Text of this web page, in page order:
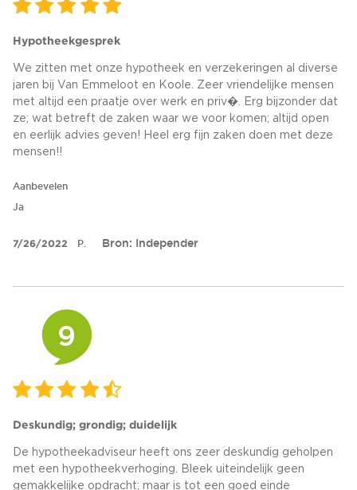
Hypotheekgesprek
We zitten met onze hypotheek en verzekeringen al diverse
jaren bij Van Emmeloot en Koole. Zeer vriendelijke mensen
met altijd een praatje over werk en priv�. Erg bijzonder dat
ze; wat betreft de zaken waar we voor komen; altijd open
en eerlijk advies geven! Heel erg fijn zaken doen met deze
mensen!!
Aanbevelen
Ja
7/26/2022 P. Bron: Independer
9
Deskundig; grondig; duidelijk
De hypotheekadviseur heeft ons zeer deskundig geholpen
met een hypotheekverhoging. Bleek uiteindelijk geen
gemakkelijke opdracht; maar is tot een goed einde